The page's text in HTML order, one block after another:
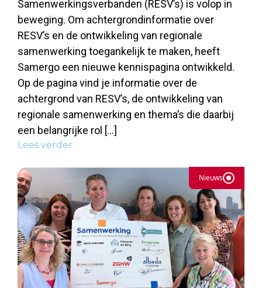
Samenwerkingsverbanden (RESV’s) is volop in
beweging. Om achtergrondinformatie over
RESV’s en de ontwikkeling van regionale
samenwerking toegankelijk te maken, heeft
Samergo een nieuwe kennispagina ontwikkeld.
Op de pagina vind je informatie over de
achtergrond van RESV’s, de ontwikkeling van
regionale samenwerking en thema’s die daarbij
een belangrijke rol […]
Lees verder
Nieuws